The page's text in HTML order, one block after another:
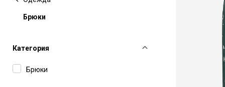
Брюки
Категория
Брюки